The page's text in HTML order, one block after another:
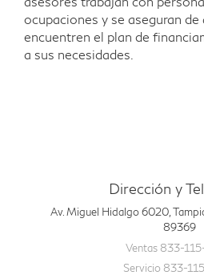
ocupaciones y se aseguran
encuentren el plan de
a sus necesidades.
Dirección y
Av. Miguel Hidalgo 6020,
89369
Ventas 833-
Servicio 833-